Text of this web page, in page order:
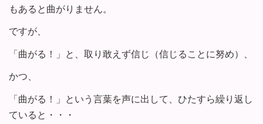
もあると曲がりません。
ですが、
「曲がる！」と、取り敢えず信じ（信じることに努め）、
かつ、
「曲がる！」という言葉を声に出して、ひたすら繰り返し
ていると・・・